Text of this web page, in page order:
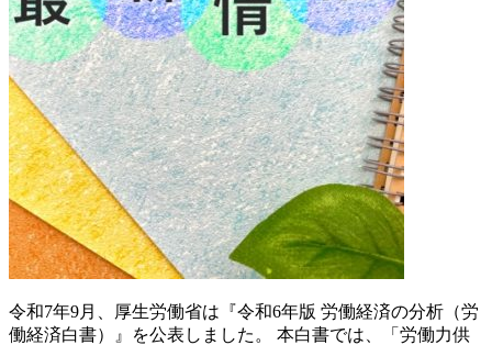
令和7年9月、厚生労働省は『令和6年版 労働経済の分析（労
働経済白書）』を公表しました。 本白書では、「労働力供